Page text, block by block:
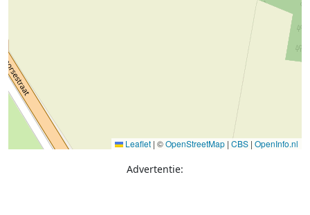
Leaflet | ©OpenStreetMap | CBS | OpenInfo.nl
Advertentie: